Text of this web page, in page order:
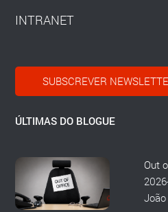
INTRANET
SUBSCREVER
ÚLTIMAS DO BLOGUE
Out